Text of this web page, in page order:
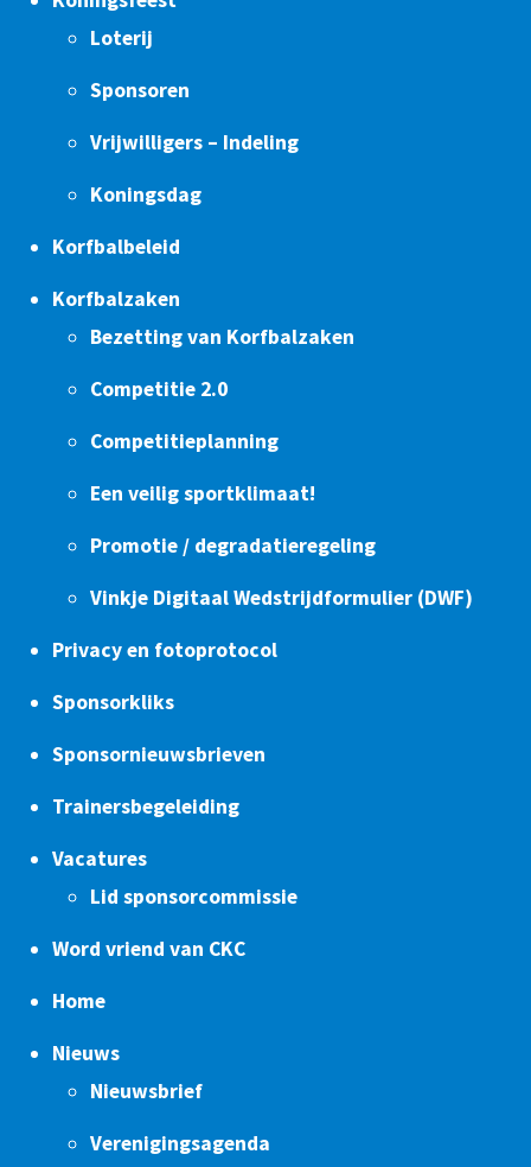
Loterij
Sponsoren
Vrijwilligers – Indeling
Koningsdag
Korfbalbeleid
Korfbalzaken
Bezetting van Korfbalzaken
Competitie 2.0
Competitieplanning
Een veilig sportklimaat!
Promotie / degradatieregeling
Vinkje Digitaal Wedstrijdformulier (DWF)
Privacy en fotoprotocol
Sponsorkliks
Sponsornieuwsbrieven
Trainersbegeleiding
Vacatures
Lid sponsorcommissie
Word vriend van CKC
Home
Nieuws
Nieuwsbrief
Verenigingsagenda